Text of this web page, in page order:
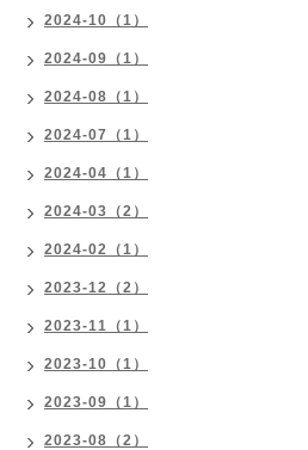
2024-10（1）
2024-09（1）
2024-08（1）
2024-07（1）
2024-04（1）
2024-03（2）
2024-02（1）
2023-12（2）
2023-11（1）
2023-10（1）
2023-09（1）
2023-08（2）